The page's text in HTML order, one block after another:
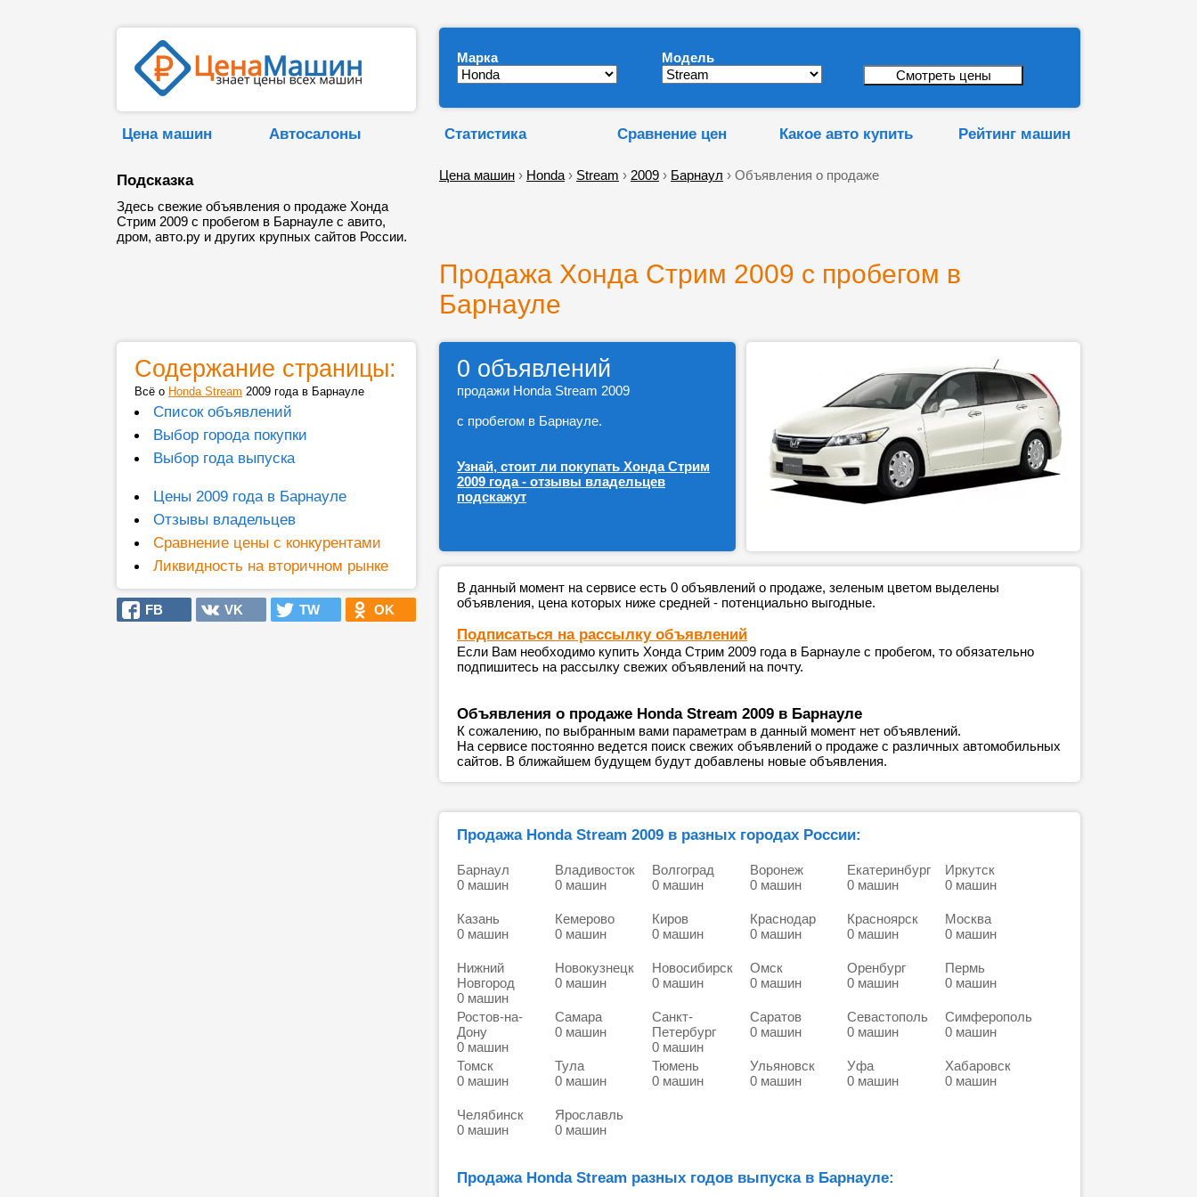
Марка Модель
Цена машин Автосалоны Статистика Сравнение цен Какое авто купить Рейтинг машин
Подсказка
Здесь свежие объявления о продаже Хонда
Стрим 2009 с пробегом в Барнауле с авито,
дром, авто.ру и других крупных сайтов России.
Цена машин › Honda › Stream › 2009 › Барнаул › Объявления о продаже
Продажа Хонда Стрим 2009 с пробегом в
Барнауле
Содержание страницы:
Всё о Honda Stream 2009 года в Барнауле
Список объявлений
Выбор города покупки
Выбор года выпуска
Цены 2009 года в Барнауле
Отзывы владельцев
Сравнение цены с конкурентами
Ликвидность на вторичном рынке
FB VK TW OK
0 объявлений
продажи Honda Stream 2009
с пробегом в Барнауле.
Узнай, стоит ли покупать Хонда Стрим
2009 года - отзывы владельцев
подскажут
В данный момент на сервисе есть 0 объявлений о продаже, зеленым цветом выделены
объявления, цена которых ниже средней - потенциально выгодные.
Подписаться на рассылку объявлений
Если Вам необходимо купить Хонда Стрим 2009 года в Барнауле с пробегом, то обязательно
подпишитесь на рассылку свежих объявлений на почту.
Объявления о продаже Honda Stream 2009 в Барнауле
К сожалению, по выбранным вами параметрам в данный момент нет объявлений.
На сервисе постоянно ведется поиск свежих объявлений о продаже с различных автомобильных
сайтов. В ближайшем будущем будут добавлены новые объявления.
Продажа Honda Stream 2009 в разных городах России:
Барнаул
0 машин
Владивосток
0 машин
Волгоград
0 машин
Воронеж
0 машин
Екатеринбург
0 машин
Иркутск
0 машин
Казань
0 машин
Кемерово
0 машин
Киров
0 машин
Краснодар
0 машин
Красноярск
0 машин
Москва
0 машин
Нижний
Новгород
0 машин
Новокузнецк
0 машин
Новосибирск
0 машин
Омск
0 машин
Оренбург
0 машин
Пермь
0 машин
Ростов-на-
Дону
0 машин
Самара
0 машин
Санкт-
Петербург
0 машин
Саратов
0 машин
Севастополь
0 машин
Симферополь
0 машин
Томск
0 машин
Тула
0 машин
Тюмень
0 машин
Ульяновск
0 машин
Уфа
0 машин
Хабаровск
0 машин
Челябинск
0 машин
Ярославль
0 машин
Продажа Honda Stream разных годов выпуска в Барнауле: